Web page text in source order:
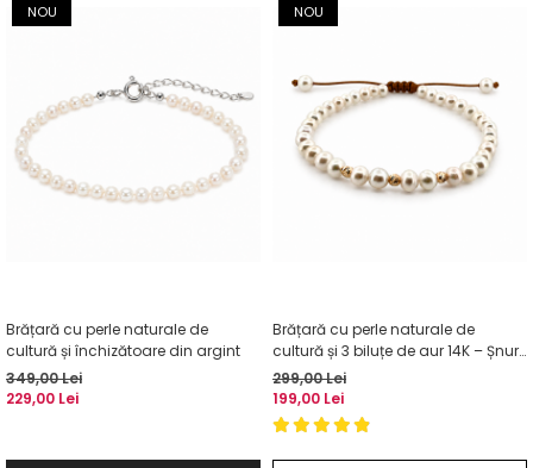
NOU
Brățară cu perle naturale de
cultură și închizătoare din argint
349,00 Lei
229,00 Lei
NOU
Brățară cu perle naturale de
cultură și 3 biluțe de aur 14K – Șnur
reglabil
299,00 Lei
199,00 Lei